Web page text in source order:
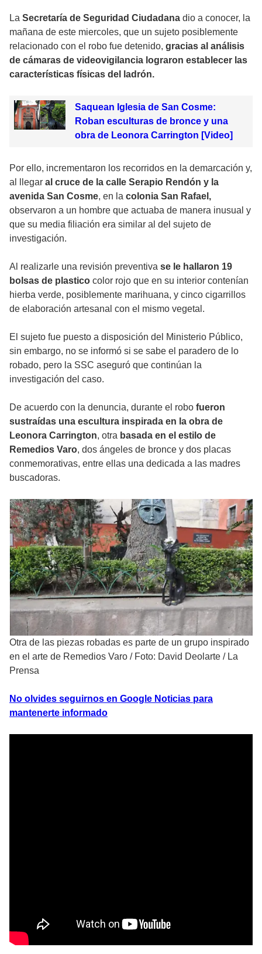
La Secretaría de Seguridad Ciudadana dio a conocer, la
mañana de este miercoles, que un sujeto posiblemente
relacionado con el robo fue detenido, gracias al análisis
de cámaras de videovigilancia lograron establecer las
características físicas del ladrón.
Saquean Iglesia de San Cosme:
Roban esculturas de bronce y una
obra de Leonora Carrington [Video]
Por ello, incrementaron los recorridos en la demarcación y,
al llegar al cruce de la calle Serapio Rendón y la
avenida San Cosme, en la colonia San Rafael,
observaron a un hombre que actuaba de manera inusual y
que su media filiación era similar al del sujeto de
investigación.
Al realizarle una revisión preventiva se le hallaron 19
bolsas de plastico color rojo que en su interior contenían
hierba verde, posiblemente marihuana, y cinco cigarrillos
de elaboración artesanal con el mismo vegetal.
El sujeto fue puesto a disposición del Ministerio Público,
sin embargo, no se informó si se sabe el paradero de lo
robado, pero la SSC aseguró que continúan la
investigación del caso.
De acuerdo con la denuncia, durante el robo fueron
sustraídas una escultura inspirada en la obra de
Leonora Carrington, otra basada en el estilo de
Remedios Varo, dos ángeles de bronce y dos placas
conmemorativas, entre ellas una dedicada a las madres
buscadoras.
Otra de las piezas robadas es parte de un grupo inspirado
en el arte de Remedios Varo / Foto: David Deolarte / La
Prensa
No olvides seguirnos en Google Noticias para
mantenerte informado